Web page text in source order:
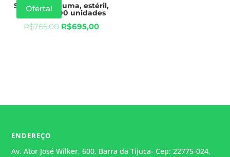
Oferta!
Swab de Espuma, estéril,
Caixa com100 unidades
R$765,00 R$695,00
ENDEREÇO
Av. Ator José Wilker, 600, Barra da Tijuca- Cep: 22775-024,